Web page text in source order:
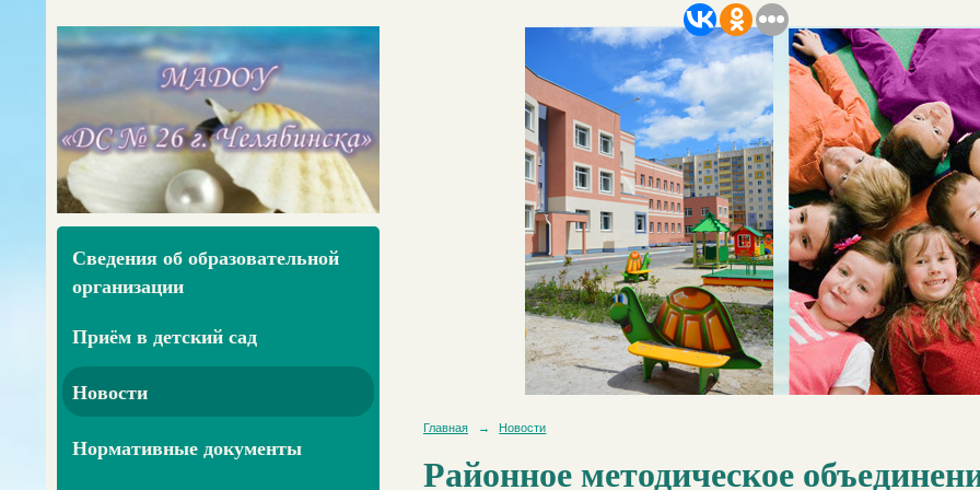
Сведения об образовательной
организации
Приём в детский сад
Новости
Нормативные документы
Главная → Новости
Районное методическое